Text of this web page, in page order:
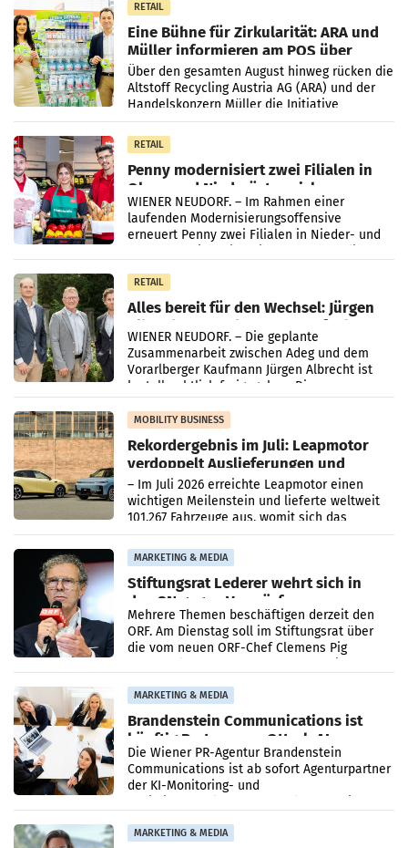
RETAIL
Eine Bühne für Zirkularität: ARA und
Müller informieren am POS über
Kreislauffähigkeit
Über den gesamten August hinweg rücken die
Altstoff Recycling Austria AG (ARA) und der
Handelskonzern Müller die Initiative
„Kreislauf-Helden“ in allen österreichischen
Müller-Filialen
RETAIL
Penny modernisiert zwei Filialen in
Ober- und Niederösterreich
WIENER NEUDORF. – Im Rahmen einer
laufenden Modernisierungsoffensive
erneuert Penny zwei Filialen in Nieder- und
RETAIL
Alles bereit für den Wechsel: Jürgen
Albrecht setzt ab 1.1.2027 auf Adeg
WIENER NEUDORF. – Die geplante
Zusammenarbeit zwischen Adeg und dem
Vorarlberger Kaufmann Jürgen Albrecht ist
kartellrechtlich freigegeben: Die
Bundeswettbewerbsbehörde und der
Bundeskartellanwalt
MOBILITY BUSINESS
Rekordergebnis im Juli: Leapmotor
verdoppelt Auslieferungen und
überschreitet die 100.000er-Marke
– Im Juli 2026 erreichte Leapmotor einen
wichtigen Meilenstein und lieferte weltweit
101.267 Fahrzeuge aus, womit sich das
Ergebnis gegenüber Juli 2025 mehr als
verdoppelte (+102
MARKETING & MEDIA
Stiftungsrat Lederer wehrt sich in
den SN gegen Vorwürfe
Mehrere Themen beschäftigen derzeit den
ORF. Am Dienstag soll im Stiftungsrat über
die vom neuen ORF-Chef Clemens Pig
MARKETING & MEDIA
Brandenstein Communications ist
künftig Partner von OtterlyAI
Die Wiener PR-Agentur Brandenstein
Communications ist ab sofort Agenturpartner
der KI-Monitoring- und
MARKETING & MEDIA